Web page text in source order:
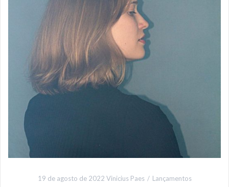
19 de agosto de 2022 Vinicius Paes Lançamentos